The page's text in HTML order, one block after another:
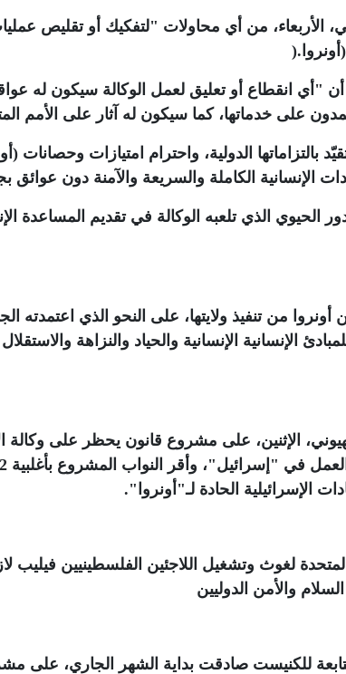
من أي محاولات "لتفكيك أو تقليص عمليات
).
"أي انقطاع أو تعليق لعمل الوكالة سيكون له
على خدماتها، كما سيكون له آثار على الأمم
بالتزاماتها الدولية، واحترام امتيازات وحصانات
الإنسانية الكاملة والسريعة والآمنة دون عوائق
الذي تلعبه الوكالة في تقديم المساعدة
أونروا من تنفيذ ولايتها، على النحو الذي اعتمدته
الإنسانية الإنسانية والحياد والنزاهة
الإثنين، على مشروع قانون يحظر على وكالة
الإسرائيلية الحادة لـ"أونروا".
لغوث وتشغيل اللاجئين الفلسطينيين فيليب
والأمن الدوليين
للكنيست صادقت بداية الشهر الجاري، على